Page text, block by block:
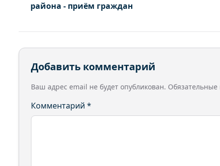
района - приём граждан
Добавить комментарий
Ваш адрес email не будет опубликован.
Комментарий *